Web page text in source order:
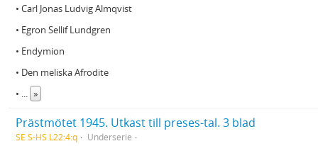
• Carl Jonas Ludvig Almqvist
• Egron Sellif Lundgren
• Endymion
• Den meliska Afrodite
• ... »
Prästmötet 1945. Utkast till preses-tal. 3 blad
SE S-HS L22:4:q
Underserie